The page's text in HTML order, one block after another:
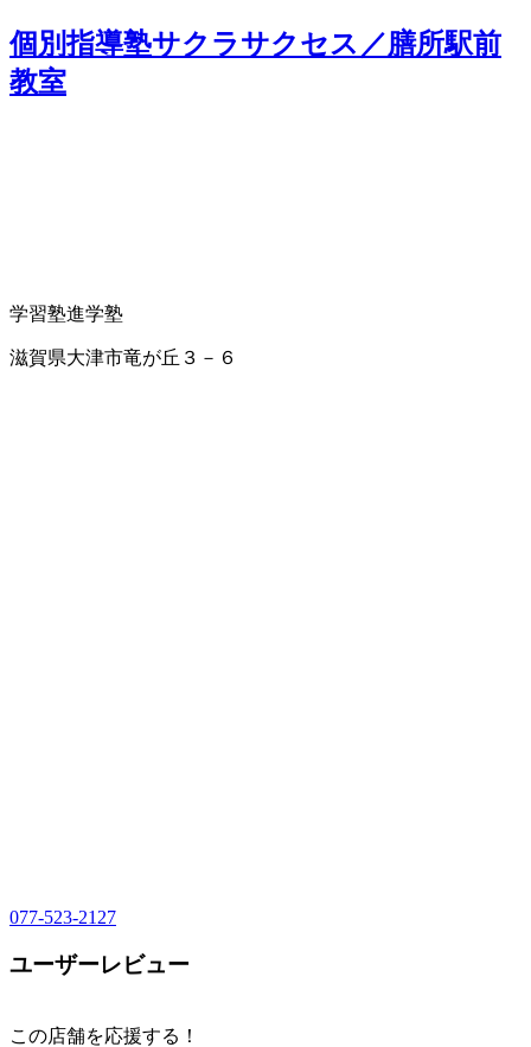
個別指導塾サクラサクセス／膳所駅前
教室
学習塾進学塾
滋賀県大津市竜が丘３－６
077-523-2127
ユーザーレビュー
この店舗を応援する！